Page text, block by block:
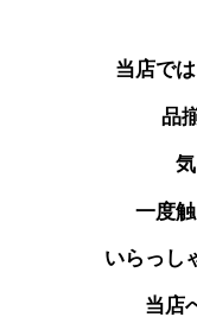
当店で
品
一度
いらっし
当店